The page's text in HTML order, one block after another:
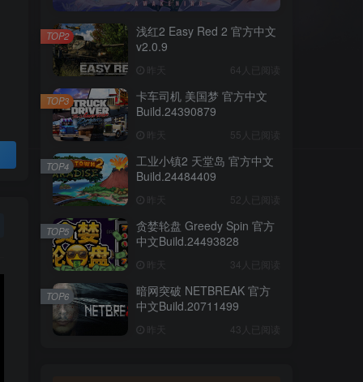
浅红2 Easy Red 2 官方中文
v2.0.9
昨天 64人已阅读
TOP2
卡车司机 美国梦 官方中文
Build.24390879
昨天 55人已阅读
TOP3
工业小镇2 天堂岛 官方中文
Build.24484409
昨天 52人已阅读
TOP4
贪婪轮盘 Greedy Spin 官方
中文Build.24493828
昨天 34人已阅读
TOP5
暗网突破 NETBREAK 官方
中文Build.20711499
昨天 43人已阅读
TOP6